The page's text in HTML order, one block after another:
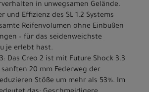
in unwegsamen Gelände.
und Effizienz des SL 1.2 Systems
Reifenvolumen ohne Einbußen
– für das seidenweichste
je erlebt hast.
Das Creo 2 ist mit Future Shock 3.3
20 mm Federweg der
Stöße um mehr als 53%. Im